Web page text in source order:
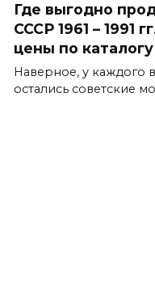
Где выгодно
СССР 1961 – 1991
цены по
Наверное, у каждого
остались советские